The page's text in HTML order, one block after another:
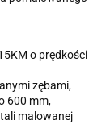
o prędkości
zębami,
600 mm,
malowanej